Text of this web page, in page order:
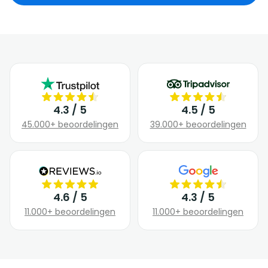
4.3 / 5
45.000+ beoordelingen
4.5 / 5
39.000+ beoordelingen
4.6 / 5
11.000+ beoordelingen
4.3 / 5
11.000+ beoordelingen